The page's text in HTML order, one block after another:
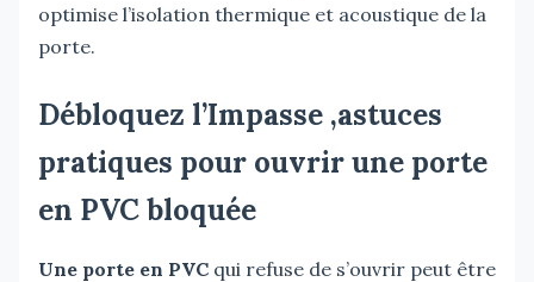
optimise l’isolation thermique et acoustique de la
porte.
Débloquez l’Impasse ,astuces
pratiques pour ouvrir une porte
en PVC bloquée
Une porte en PVC qui refuse de s’ouvrir peut être